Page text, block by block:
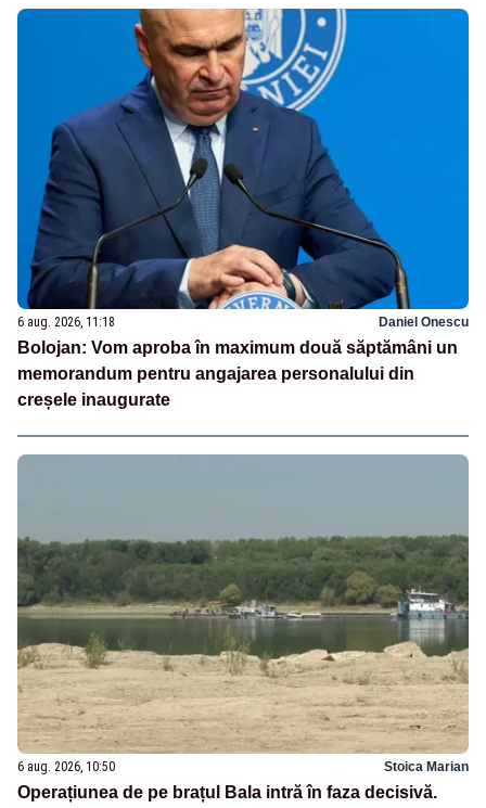
6 aug. 2026, 11:18 Daniel Onescu
Bolojan: Vom aproba în maximum două săptămâni un
memorandum pentru angajarea personalului din
creșele inaugurate
6 aug. 2026, 10:50 Stoica Marian
Operațiunea de pe brațul Bala intră în faza decisivă.